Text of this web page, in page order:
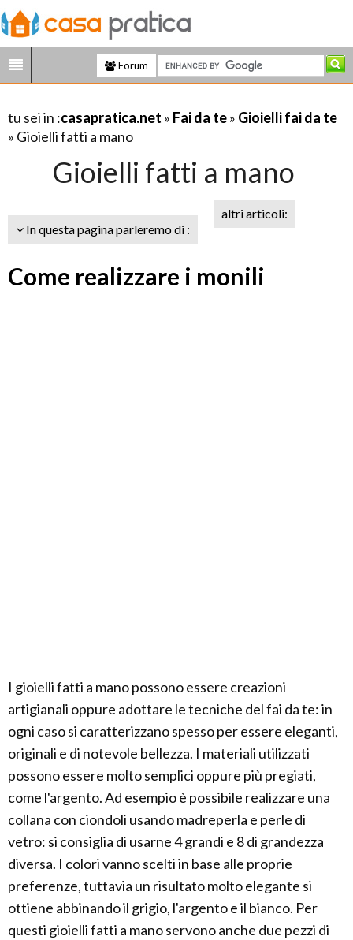
Forum
tu sei in :casapratica.net » Fai da te» Gioielli fai da te
» Gioielli fatti a mano
Gioielli fatti a mano
In questa pagina parleremo di :
altri articoli:
Come realizzare i monili
I gioielli fatti a mano possono essere creazioni
artigianali oppure adottare le tecniche del fai da te: in
ogni caso si caratterizzano spesso per essere eleganti,
originali e di notevole bellezza. I materiali utilizzati
possono essere molto semplici oppure più pregiati,
come l'argento. Ad esempio è possibile realizzare una
collana con ciondoli usando madreperla e perle di
vetro: si consiglia di usarne 4 grandi e 8 di grandezza
diversa. I colori vanno scelti in base alle proprie
preferenze, tuttavia un risultato molto elegante si
ottiene abbinando il grigio, l'argento e il bianco. Per
questi gioielli fatti a mano servono anche due pezzi di